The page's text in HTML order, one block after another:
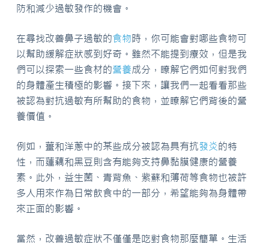
防和減少過敏發作的機會。
在尋找改善鼻子過敏的食物時，你可能會對哪些食物可
以幫助緩解症狀感到好奇。雖然不能提到療效，但是我
們可以探索一些食材的營養成分，瞭解它們如何對我們
的身體產生積極的影響。接下來，讓我們一起看看那些
被認為對抗過敏有所幫助的食物，並瞭解它們背後的營
養價值。
例如，薑和洋蔥中的某些成分被認為具有抗發炎的特
性，而蓮藕和黑豆則含有能夠支持鼻黏膜健康的營養
素。此外，益生菌、青背魚、紫蘇和薄荷等食物也被許
多人用來作為日常飲食中的一部分，希望能夠為身體帶
來正面的影響。
當然，改善過敏症狀不僅僅是吃對食物那麼簡單。生活